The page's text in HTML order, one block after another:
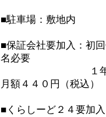
■駐車場：敷地内
■保証会社要加入：初
名必要
１年毎更新料
月額４４０円（税込）
■くらしーど２４要加